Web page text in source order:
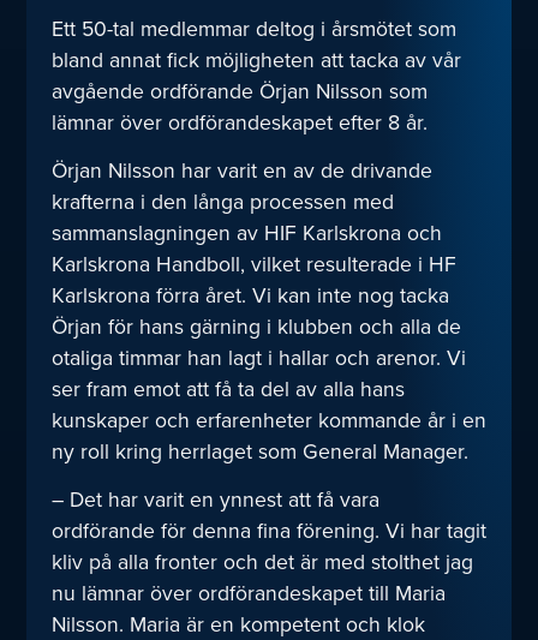
Ett 50-tal medlemmar deltog i årsmötet som
bland annat fick möjligheten att tacka av vår
avgående ordförande Örjan Nilsson som
lämnar över ordförandeskapet efter 8 år.
Örjan Nilsson har varit en av de drivande
krafterna i den långa processen med
sammanslagningen av HIF Karlskrona och
Karlskrona Handboll, vilket resulterade i HF
Karlskrona förra året. Vi kan inte nog tacka
Örjan för hans gärning i klubben och alla de
otaliga timmar han lagt i hallar och arenor. Vi
ser fram emot att få ta del av alla hans
kunskaper och erfarenheter kommande år i en
ny roll kring herrlaget som General Manager.
– Det har varit en ynnest att få vara
ordförande för denna fina förening. Vi har tagit
kliv på alla fronter och det är med stolthet jag
nu lämnar över ordförandeskapet till Maria
Nilsson. Maria är en kompetent och klok